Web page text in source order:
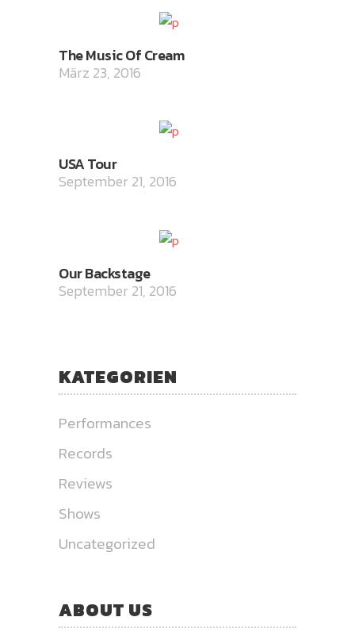
The Music Of Cream
März 23, 2016
USA Tour
September 21, 2016
Our Backstage
September 21, 2016
KATEGORIEN
Performances
Records
Reviews
Shows
Uncategorized
ABOUT US